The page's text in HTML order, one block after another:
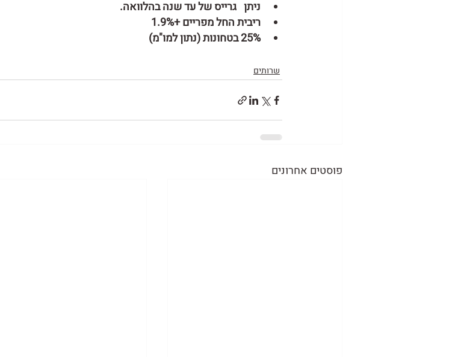
ניתן 	גרייס של עד שנה בהלוואה.
ריבית החל מפריים +1.9%
25% בטחונות (נתון למו"מ)
שרותים
פוסטים אחרונים